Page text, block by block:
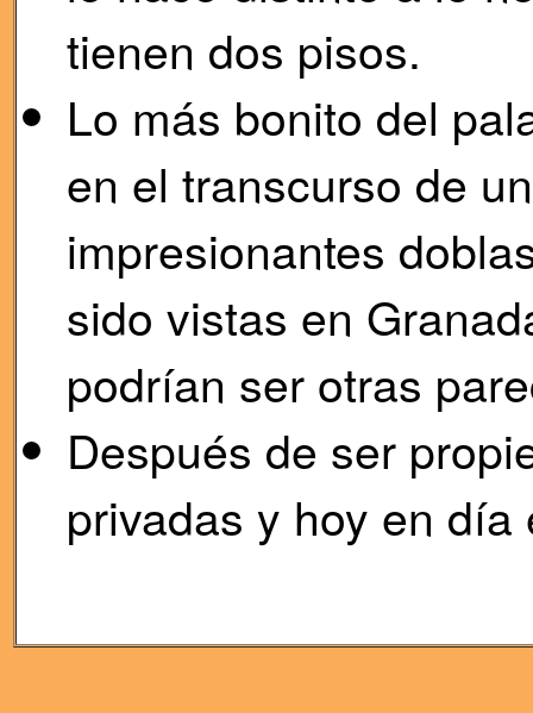
tienen dos pisos.
Lo más bonito del
en el transcurso de
impresionantes
sido vistas en
podrían ser otras
Después de ser
privadas y hoy en